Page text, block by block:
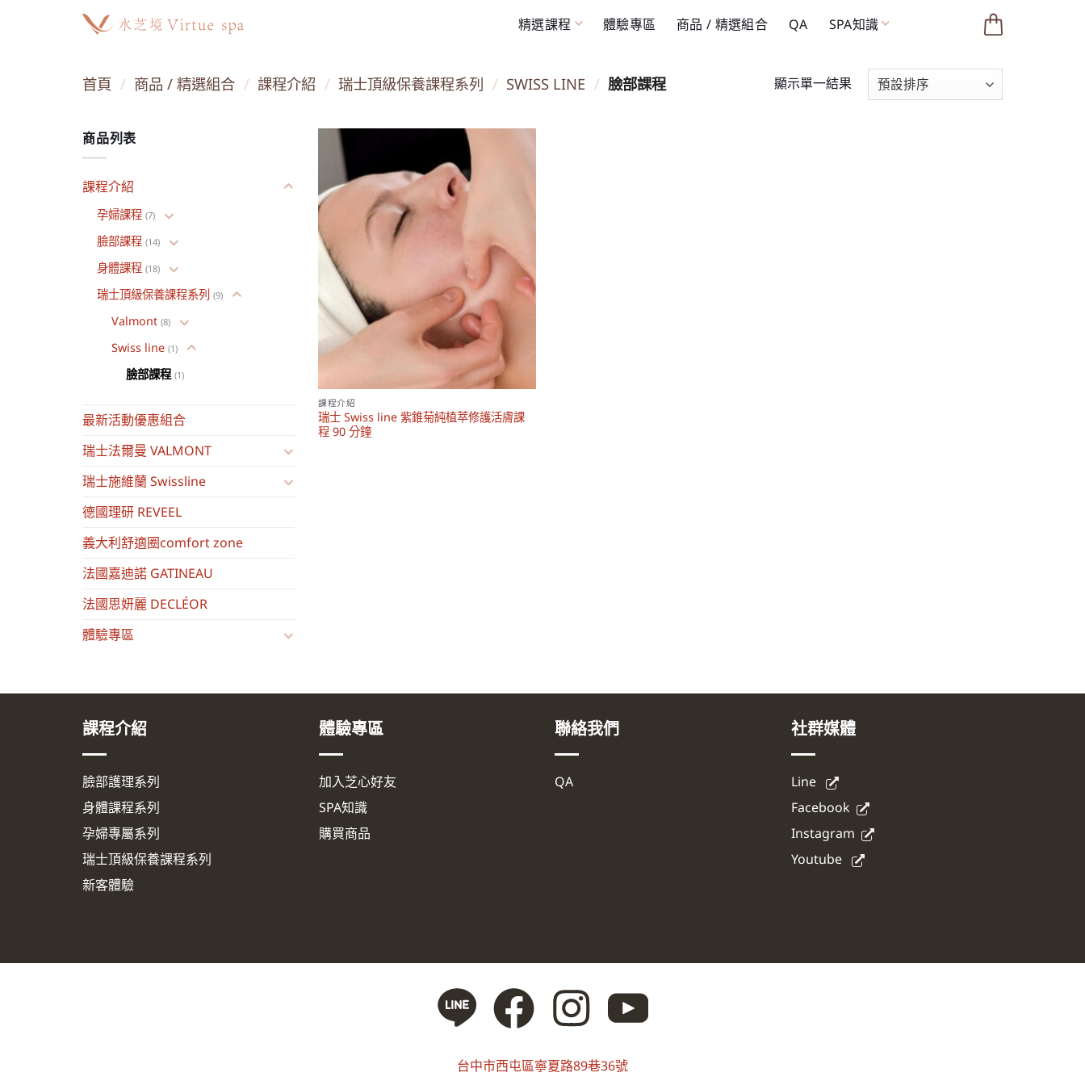
精選課程 體驗專區 商品 / 精選組合 QA SPA知識
首頁 / 商品 / 精選組合 / 課程介紹 / 瑞士頂級保養課程系列 / SWISS LINE / 臉部課程 顯示單一結果
商品列表
課程介紹
孕婦課程 (7)
臉部課程 (14)
身體課程 (18)
瑞士頂級保養課程系列 (9)
Valmont (8)
Swiss line (1)
臉部課程 (1)
最新活動優惠組合
瑞士法爾曼 VALMONT
瑞士施維蘭 Swissline
德國理研 REVEEL
義大利舒適圈comfort zone
法國嘉迪諾 GATINEAU
法國思妍麗 DECLÉOR
體驗專區
課程介紹
瑞士 Swiss line 紫錐菊純植萃修護活膚課
程 90 分鐘
課程介紹
臉部護理系列
身體課程系列
孕婦專屬系列
瑞士頂級保養課程系列
新客體驗
體驗專區
加入芝心好友
SPA知識
購買商品
聯絡我們
QA
社群媒體
Line
Facebook
Instagram
Youtube
台中市西屯區寧夏路89巷36號